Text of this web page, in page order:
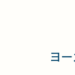
ヨ